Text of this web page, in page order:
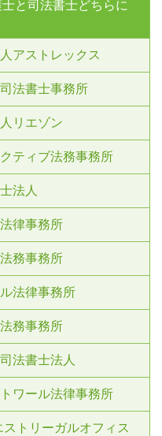
と司法書士どちらに
アストレックス
法書士事務所
リエゾン
ティブ法務事務所
法人
律事務所
務事務所
法律事務所
務事務所
法書士法人
ワール法律事務所
ストリーガルオフィス